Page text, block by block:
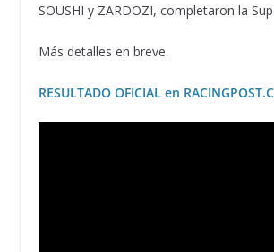
SOUSHI y ZARDOZI, completaron la
Más detalles en breve.
RESULTADO OFICIAL en